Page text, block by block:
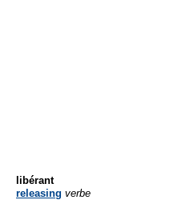
libérant
releasing verbe